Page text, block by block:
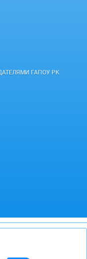
ГАПОУ РК